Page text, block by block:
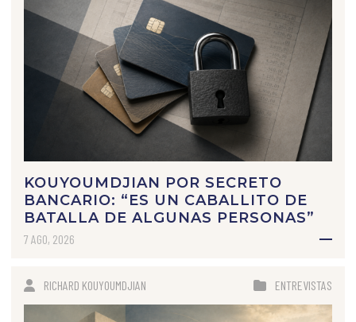
KOUYOUMDJIAN POR SECRETO
BANCARIO: “ES UN CABALLITO DE
BATALLA DE ALGUNAS PERSONAS”
7 AGO, 2026
RICHARD KOUYOUMDJIAN ENTREVISTAS